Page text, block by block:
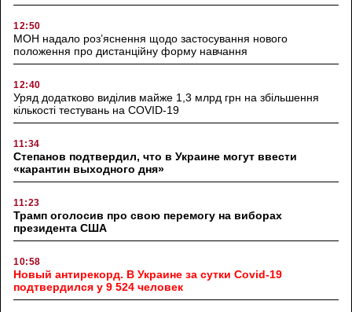
12:50
МОН надало роз’яснення щодо застосування нового
положення про дистанційну форму навчання
12:40
Уряд додатково виділив майже 1,3 млрд грн на збільшення
кількості тестувань на COVID-19
11:34
Степанов подтвердил, что в Украине могут ввести
«карантин выходного дня»
11:23
Трамп оголосив про свою перемогу на виборах
президента США
10:58
Новый антирекорд. В Украине за сутки Covid-19
подтвердился у 9 524 человек